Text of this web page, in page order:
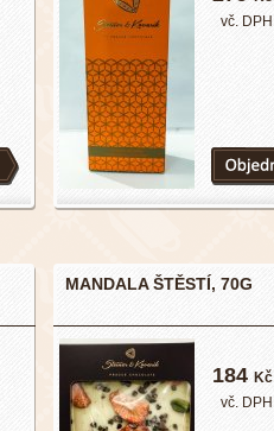
vč. DPH
MANDALA ŠTĚSTÍ, 70G
184 Kč
vč. DPH